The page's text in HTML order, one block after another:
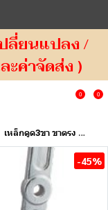
ลี่ยนแปลง /
ะค่าจัดส่ง )
0 0
เหล็กดูด3ขา ขาตรง CONSO
-45%